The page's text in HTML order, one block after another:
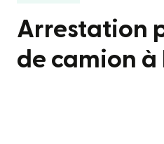
Arrestation
de camion